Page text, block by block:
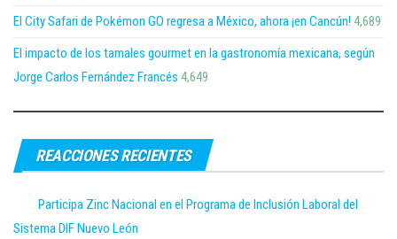
El City Safari de Pokémon GO regresa a México, ahora ¡en Cancún! 4,689
El impacto de los tamales gourmet en la gastronomía mexicana, según
Jorge Carlos Fernández Francés 4,649
REACCIONES RECIENTES
Participa Zinc Nacional en el Programa de Inclusión Laboral del
Sistema DIF Nuevo León